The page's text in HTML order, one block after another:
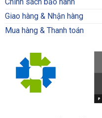
Giao hàng & Nhận hàng
Mua hàng & Thanh toán